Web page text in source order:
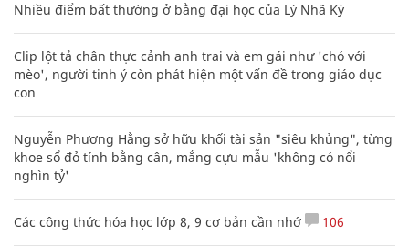
Nhiều điểm bất thường ở bằng đại học của Lý Nhã Kỳ
Clip lột tả chân thực cảnh anh trai và em gái như 'chó với
mèo', người tinh ý còn phát hiện một vấn đề trong giáo dục
con
Nguyễn Phương Hằng sở hữu khối tài sản "siêu khủng", từng
khoe sổ đỏ tính bằng cân, mắng cựu mẫu 'không có nổi
nghìn tỷ'
Các công thức hóa học lớp 8, 9 cơ bản cần nhớ 106